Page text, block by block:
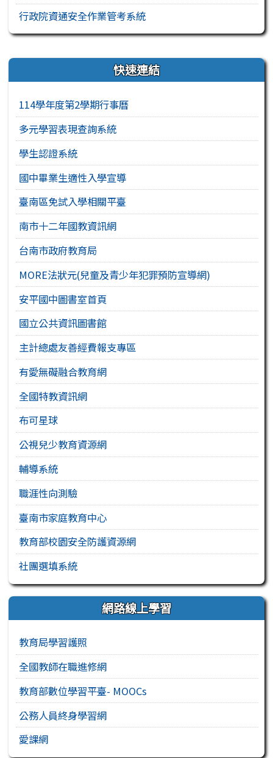
行政院資通安全作業管考系統
右邊區域內容 快速連結
114學年度第2學期行事曆
多元學習表現查詢系統
學生認證系統
國中畢業生適性入學宣導
臺南區免試入學相關平臺
南市十二年國教資訊網
台南市政府教育局
MORE法狀元(兒童及青少年犯罪預防宣導網)
安平國中圖書室首頁
國立公共資訊圖書館
主計總處友善經費報支專區
有愛無礙融合教育網
全國特教資訊網
布可星球
公視兒少教育資源網
輔導系統
職涯性向測驗
臺南市家庭教育中心
教育部校園安全防護資源網
社團選填系統
網路線上學習
教育局學習護照
全國教師在職進修網
教育部數位學習平臺- MOOCs
公務人員終身學習網
愛課網